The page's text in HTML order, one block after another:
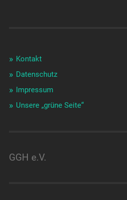
Kontakt
Datenschutz
Impressum
Unsere „grüne Seite“
GGH e.V.